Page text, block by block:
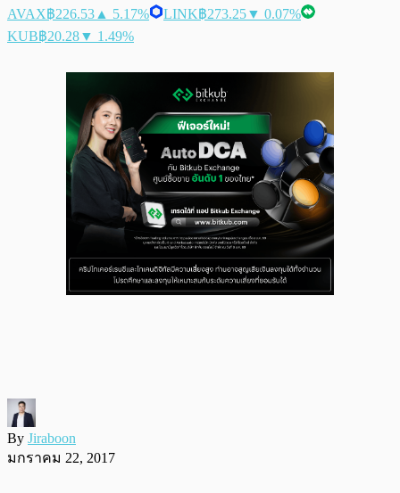
AVAX฿226.53 ▲ 5.17% LINK฿273.25▼ 0.07%
KUB฿20.28▼ 1.49%
By Jiraboon
มกราคม 22, 2017